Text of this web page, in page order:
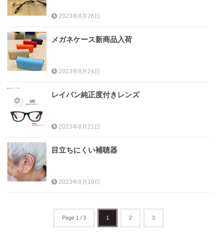
フレーム
Frame
レンズ
Lens
サングラス
補聴器
Hearing Aid
2023年8月26日
メガネケース新商品入荷
2023年8月24日
レイバン純正度付きレンズ
2023年8月21日
目立ちにくい補聴器
2023年8月19日
Page 1 / 3 1 2 3